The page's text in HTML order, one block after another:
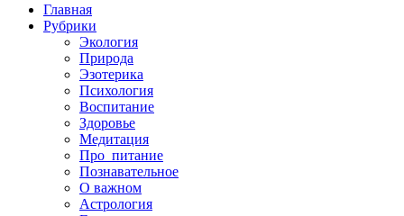
Главная
Рубрики
Экология
Природа
Эзотерика
Психология
Воспитание
Здоровье
Медитация
Про_питание
Познавательное
О важном
Астрология